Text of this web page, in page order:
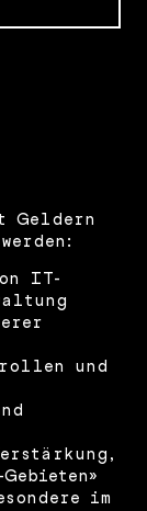
Geldern
IT-
und
im